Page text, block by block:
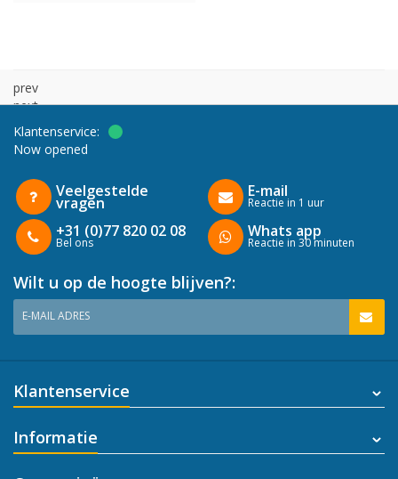
prev
next
Klantenservice:
Now opened
Veelgestelde
vragen
+31 (0)77 820 02 08
Bel ons
E-mail
Reactie in 1 uur
Whats app
Reactie in 30 minuten
Wilt u op de hoogte blijven?:
E-MAIL ADRES
Klantenservice
Informatie